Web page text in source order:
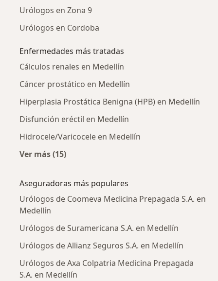
Urólogos en Zona 9
Urólogos en Cordoba
Enfermedades más tratadas
Cálculos renales en Medellín
Cáncer prostático en Medellín
Hiperplasia Prostática Benigna (HPB) en Medellín
Disfunción eréctil en Medellín
Hidrocele/Varicocele en Medellín
Ver más (15)
Aseguradoras más populares
Urólogos de Coomeva Medicina Prepagada S.A. en
Medellín
Urólogos de Suramericana S.A. en Medellín
Urólogos de Allianz Seguros S.A. en Medellín
Urólogos de Axa Colpatria Medicina Prepagada
S.A. en Medellín